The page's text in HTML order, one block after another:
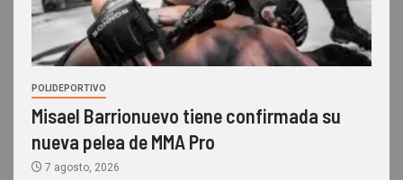
POLIDEPORTIVO
Misael Barrionuevo tiene confirmada su
nueva pelea de MMA Pro
7 agosto, 2026